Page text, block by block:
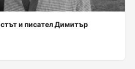
и писател Димитър